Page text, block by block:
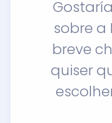
sobre a
breve
quiser